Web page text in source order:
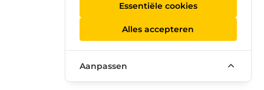
Essentiële cookies
Alles accepteren
Aanpassen